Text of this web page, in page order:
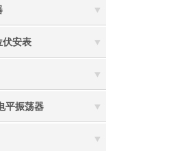
伏安表
平振荡器